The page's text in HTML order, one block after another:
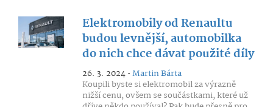
Elektromobily od Renaultu
budou levnější, automobilka
do nich chce dávat použité díly
26. 3. 2024 •Martin Bárta
Koupili byste si elektromobil za výrazně
nižší cenu, ovšem se součástkami, které už